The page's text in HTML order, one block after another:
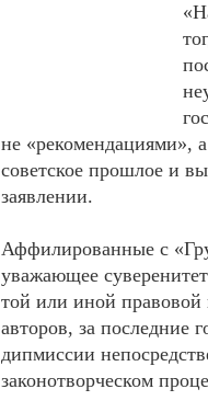
не «рекомендациями»,
советское прошлое и
заявлении.
Аффилированные с
уважающее
той или иной
авторов, за последние
дипмиссии
законотворческом